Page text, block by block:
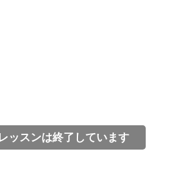
ッスンは終了しています